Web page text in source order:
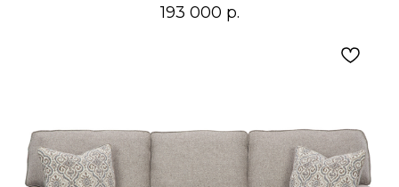
193 000 р.